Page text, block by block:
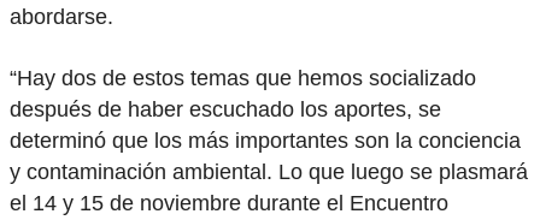
abordarse.
“Hay dos de estos temas que hemos socializado
después de haber escuchado los aportes, se
determinó que los más importantes son la conciencia
y contaminación ambiental. Lo que luego se plasmará
el 14 y 15 de noviembre durante el Encuentro